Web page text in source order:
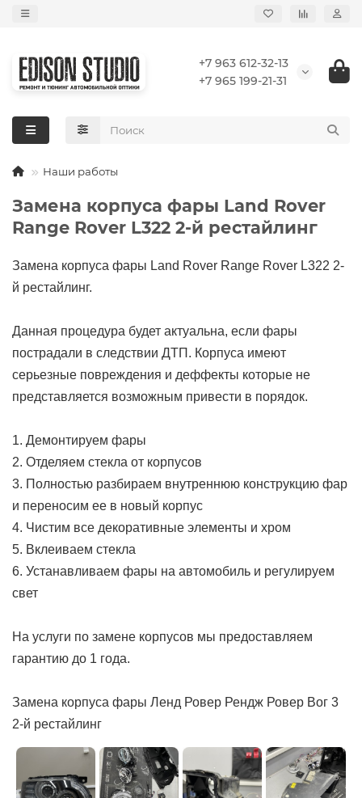
+7 963 612-32-13
+7 965 199-21-31
Наши работы
Замена корпуса фары Land Rover
Range Rover L322 2-й рестайлинг
Замена корпуса фары Land Rover Range Rover L322 2-
й рестайлинг.
Данная процедура будет актуальна, если фары
пострадали в следствии ДТП. Корпуса имеют
серьезные повреждения и деффекты которые не
представляется возможным привести в порядок.
1. Демонтируем фары
2. Отделяем стекла от корпусов
3. Полностью разбираем внутреннюю конструкцию фар
и переносим ее в новый корпус
4. Чистим все декоративные элементы и хром
5. Вклеиваем стекла
6. Устанавливаем фары на автомобиль и регулируем
свет
На услуги по замене корпусов мы предоставляем
гарантию до 1 года.
Замена корпуса фары Ленд Ровер Рендж Ровер Вог 3
2-й рестайлинг